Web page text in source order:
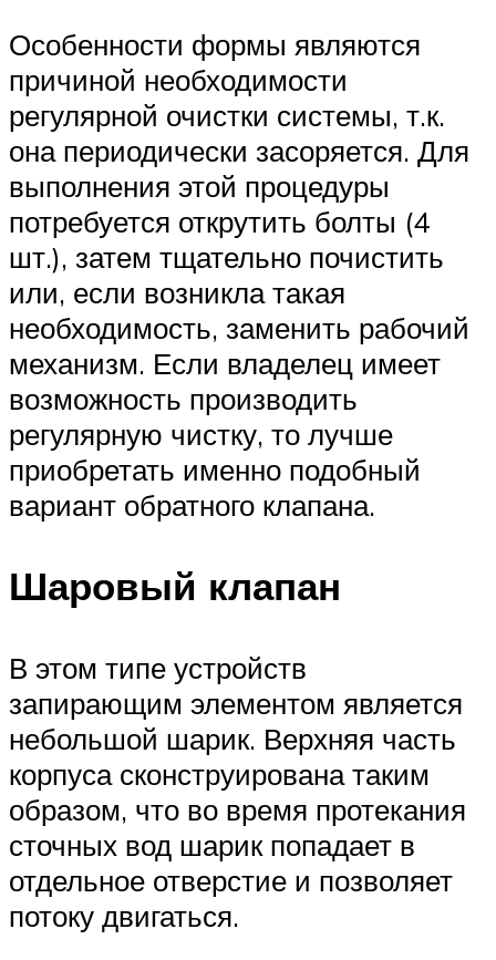
Особенности формы являются
причиной необходимости
регулярной очистки системы, т.к.
она периодически засоряется. Для
выполнения этой процедуры
потребуется открутить болты (4
шт.), затем тщательно почистить
или, если возникла такая
необходимость, заменить рабочий
механизм. Если владелец имеет
возможность производить
регулярную чистку, то лучше
приобретать именно подобный
вариант обратного клапана.
Шаровый клапан
В этом типе устройств
запирающим элементом является
небольшой шарик. Верхняя часть
корпуса сконструирована таким
образом, что во время протекания
сточных вод шарик попадает в
отдельное отверстие и позволяет
потоку двигаться.